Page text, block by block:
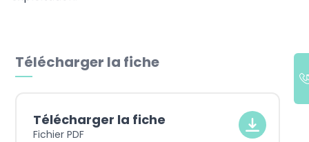
Télécharger la fiche
Télécharger la fiche
Fichier PDF